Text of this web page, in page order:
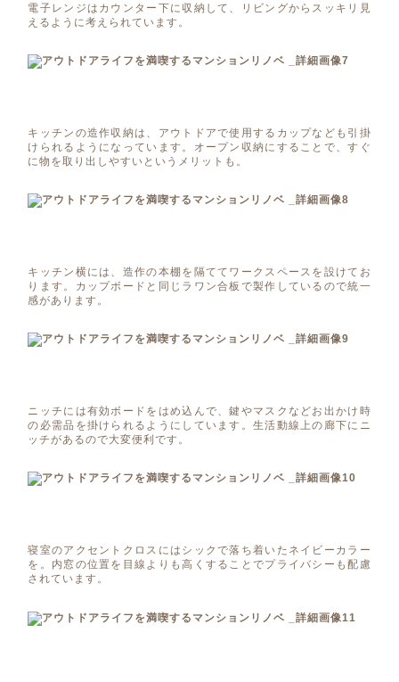
電子レンジはカウンター下に収納して、リビングからスッキリ見
えるように考えられています。
キッチンの造作収納は、アウトドアで使用するカップなども引掛
けられるようになっています。オープン収納にすることで、すぐ
に物を取り出しやすいというメリットも。
キッチン横には、造作の本棚を隔ててワークスペースを設けてお
ります。カップボードと同じラワン合板で製作しているので統一
感があります。
ニッチには有効ボードをはめ込んで、鍵やマスクなどお出かけ時
の必需品を掛けられるようにしています。生活動線上の廊下にニ
ッチがあるので大変便利です。
寝室のアクセントクロスにはシックで落ち着いたネイビーカラー
を。内窓の位置を目線よりも高くすることでプライバシーも配慮
されています。